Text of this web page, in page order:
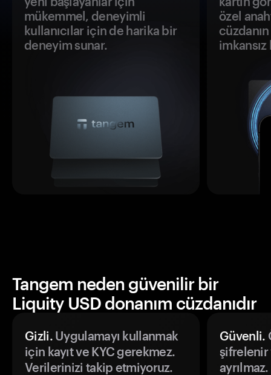
mükemmel, deneyimli
kullanıcılar için de harika bir
deneyim sunar.
özel
Tangem neden güvenilir bir
Liquity USD donanım cüzdanıdır
Gizli.Uygulamayı kullanmak
için kayıt ve KYC gerekmez.
Verilerinizi takip etmiyoruz.
Güvenli.
şifrelenir